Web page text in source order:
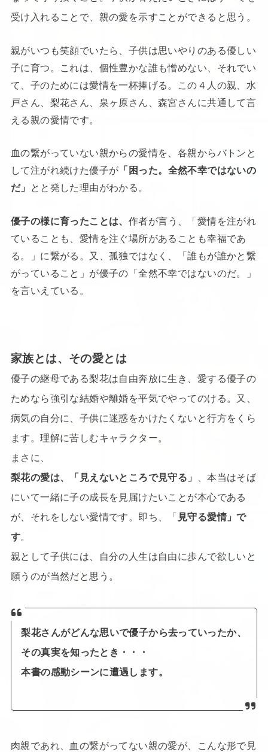
受け入れることで、親の愛を示すことができると思う。
親がいつも笑顔でいたら、子供は思いやりのある優しい
子に育つ。これは、個性豊かな誰も憎めない、それでい
て、子のためには愛情を一杯捧げる。この４人の親、水
戸さん、梨花さん、泉ヶ原さん、森宮さんに共通して言
える親の愛情です。
血の繋がっていない親からの愛情を、各親からバトンと
して注がれ続けた優子が 「困った。全然不幸ではないの
だ」
とと発した理由がわかる。
優子の様に育ったことは、 作者が言う、「愛情を注がれ
ていることも、愛情を注ぐ場所があることも幸福であ
る。」に繋がる。又、孤独ではなく、「誰もが誰かと繋
がっていること」が優子の「全然不幸ではないのだ。」
を言いえている。
家族とは、その愛とは
優子の継母である梨花は自由奔放に生き、愛する優子の
ためなら強引な結婚や離婚を平気でやってのける。又、
病気の自分に、子供に迷惑をかけたくないと行方をくら
ます。理解に苦しむキャラクター。
まさに、
梨花の愛は、「見えないところで見守る」
、本当はそば
にいて一緒に子の成長を見届けたいことが本心である
が、それをしない愛情です。即ち、「 見守る愛情」で
す。
親として子供には、自分の人生は自由に歩んで欲しいと
願うのが当然だと思う。
梨花さんがどんな思いで優子から去っていったか、
その真実を知ったとき・・・
本書の感動シーンに遭遇します。
肉親であれ、血の繋がってない親の愛が、こんな形で見